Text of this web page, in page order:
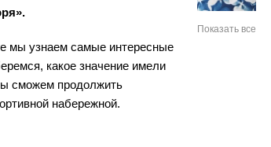
мы узнаем самые интересные
какое значение имели
сможем продолжить
набережной.
Показать все